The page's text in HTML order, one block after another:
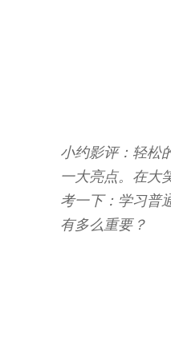
小约影评：轻松
一大亮点。在大
考一下：学习普
有多么重要？